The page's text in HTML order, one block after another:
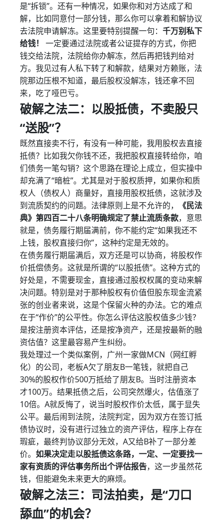
是“拆锁”。还有一种情况，如果你和对方达成了和
解，比如同意付一部分钱，那么你可以拿着和解协议
去法院申请解冻。这里要特别提醒一句： 千万别私下
给钱！
一定要通过法院或者公证提存的方式，你把
钱交给法院，法院给你办解冻，然后再把钱判给对
方。我见过有人私下转了和解款，结果对方赖账，法
院那边压根不知道，最后股权没解冻，钱还拿不回
来，吃了哑巴亏。
破解之法二：以股抵债，不卖股只
“送股”？
既然直接卖不行，有没有一种可能，我用股权去直接
抵债？比如我欠你钱不还，我把股权直接转给你，咱
们债务一笔勾销？这个思路在理论上成立，但实操中
却充满了“暗桩”。尤其是对于股权质押，如果你和质
权人（债权人）商量好，直接用股权抵债，这就涉及
到流质契约的问题。法律原则上是不允许的，
《民法
典》第四百二十八条明确规定了禁止流质条款，意思
就是，债务履行期届满前，你不能约定“如果我还不
上钱，股权直接归你”，这种约定是无效的。
在债务履行期届满后，双方还是可以协商，将股权作
价抵偿债务。这就是所谓的“以股抵债”。这种方式的
好处是，不需要现金，直接通过股权权属的变动来解
决问题。特别是对于那种股权有价值但股东现金流紧
张的创业者来说，这是个保留火种的办法。它的难点
在于“作价”的公平性。你怎么评估这股权值多少钱？
是按注册资本评估，还是按净资产，还是按最新的融
资估值？这里最容易产生纠纷。
我处理过一个类似案例，广州一家做MCN（网红孵
化）的公司，老板A欠了朋友B一笔钱，就把自己
30%的股权作价500万抵给了朋友B。当时注册资本
才100万。结果抵债之后，公司突然爆火，估值涨了
10倍。A就反悔了，说当时股权作价太低，属于显失
公平。最后闹到法院，法院判定，因为双方在签订抵
债协议时，没有进行过独立的资产评估，程序上存在
瑕疵，最终判协议部分无效，A又给B补了一部分差
价。 如果决定走以股抵债这条路，一定、一定要找一
家有资质的评估事务所出个评估报告，这一步虽然花
钱，但能避免未来更大的麻烦。
破解之法三：司法拍卖，是“刀口
舔血”的机会？